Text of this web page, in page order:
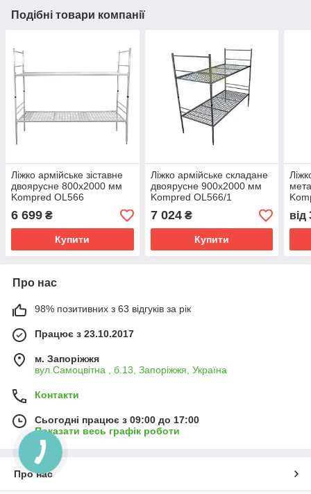
Подібні товари компанії
Ліжко армійське зіставне
двоярусне 800х2000 мм
Kompred OL566
6 699 ₴
Купити
Ліжко армійське складане
двоярусне 900х2000 мм
Kompred OL566/1
7 024₴
Купити
від
Про нас
98% позитивних з 63 відгуків за рік
Працює з 23.10.2017
м. Запоріжжя
вул.Самоцвітна , б.13, Запоріжжя, Україна
Контакти
Сьогодні працює з 09:00 до 17:00
Показати весь графік роботи
Про нас